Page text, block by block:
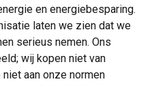
en energiebesparing.
laten we zien dat we
serieus nemen. Ons
wij kopen niet van
aan onze normen